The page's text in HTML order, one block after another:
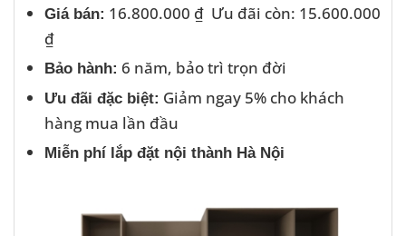
Giá bán: 16.800.000 ₫ Ưu đãi còn: 15.600.000
₫
Bảo hành: 6 năm, bảo trì trọn đời
Ưu đãi đặc biệt: Giảm ngay 5% cho khách
hàng mua lần đầu
Miễn phí lắp đặt nội thành Hà Nội